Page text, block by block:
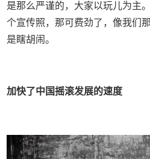
是那么严谨的，大家以玩儿为主
个宣传照，那可费劲了，像我们
是瞎胡闹。
加快了中国摇滚发展的速度